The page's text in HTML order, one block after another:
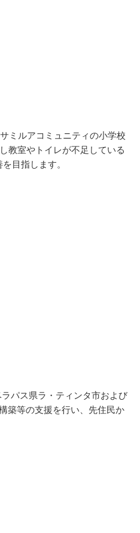
ミルアコミュニティの小学校
教室やトイレが不足している
目指します。
パス県ラ・ティンタ市および
築等の支援を行い、先住民か